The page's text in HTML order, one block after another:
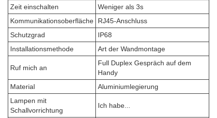
Zeit einschalten
Weniger als 3s
Kommunikationsoberfläche
RJ45-Anschluss
Schutzgrad
IP68
Installationsmethode
Art der Wandmontage
Ruf mich an
Full Duplex Gespräch auf dem
Handy
Material
Aluminiumlegierung
Lampen mit
Schallvorrichtung
Ich habe...